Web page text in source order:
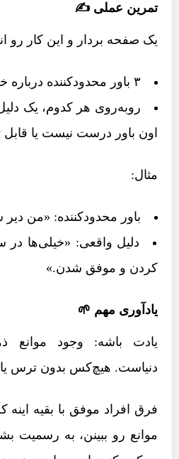
تمرین عملی ✍️
یک صفحه بردار و این کار رو
۳ باور محدودکننده درباره خواسته‌ات بنویس.
روبه‌روی هر کدوم، یک
اون باور درست نیست یا قابل
مثال:
باور محدودکننده: «من
دلیل واقعی: «خیلی‌ها در
کردن و موفق شدن.»
یادآوری مهم 🌱
یادت باشه: وجود موانع
دنیاست. هیچ‌کس بدون ترس
فرق افراد موفق با بقیه
موانع رو ببینن، به رسمیت